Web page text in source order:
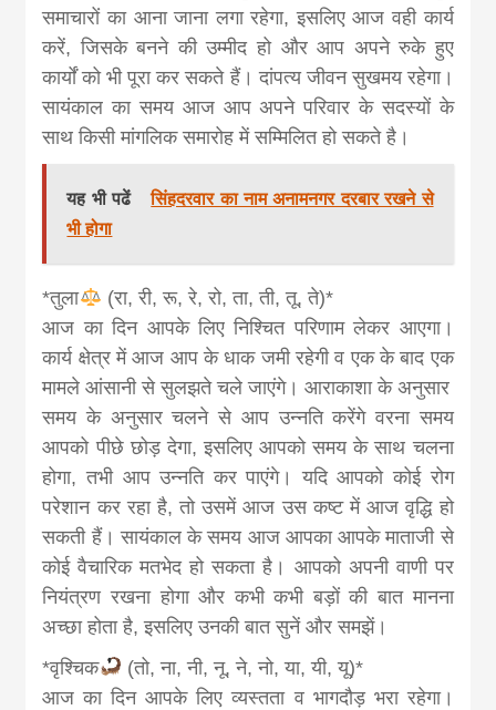
समाचारों का आना जाना लगा रहेगा, इसलिए आज वही कार्य
करें, जिसके बनने की उम्मीद हो और आप अपने रुके हुए
कार्यों को भी पूरा कर सकते हैं। दांपत्य जीवन सुखमय रहेगा।
सायंकाल का समय आज आप अपने परिवार के सदस्यों के
साथ किसी मांगलिक समारोह में सम्मिलित हो सकते है।
यह भी पढें
सिंहदरवार का नाम अनामनगर दरबार रखने से
भी होगा
*तुला
(रा, री, रू, रे, रो, ता, ती, तू, ते)*
आज का दिन आपके लिए निश्चित परिणाम लेकर आएगा।
कार्य क्षेत्र में आज आप के धाक जमी रहेगी व एक के बाद एक
मामले आंसानी से सुलझते चले जाएंगे। आराकाशा के अनुसार
समय के अनुसार चलने से आप उन्नति करेंगे वरना समय
आपको पीछे छोड़ देगा, इसलिए आपको समय के साथ चलना
होगा, तभी आप उन्नति कर पाएंगे। यदि आपको कोई रोग
परेशान कर रहा है, तो उसमें आज उस कष्ट में आज वृद्धि हो
सकती हैं। सायंकाल के समय आज आपका आपके माताजी से
कोई वैचारिक मतभेद हो सकता है। आपको अपनी वाणी पर
नियंत्रण रखना होगा और कभी कभी बड़ों की बात मानना
अच्छा होता है, इसलिए उनकी बात सुनें और समझें।
*वृश्चिक
(तो, ना, नी, नू, ने, नो, या, यी, यू)*
आज का दिन आपके लिए व्यस्तता व भागदौड़ भरा रहेगा।